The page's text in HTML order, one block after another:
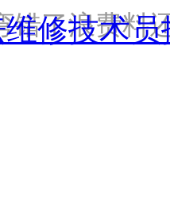
错了浪费
修技术